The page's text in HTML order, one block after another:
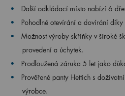
Další odkládací místo nabízí 6
Pohodlné otevírání a dovírání
Možnost výroby skříňky v široké
provedení a úchytek.
Prodloužená záruka 5 let jako
Prověřené panty Hettich s
výrobce.